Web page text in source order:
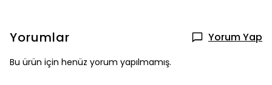
Yorumlar Yorum Yap
Bu ürün için henüz yorum yapılmamış.